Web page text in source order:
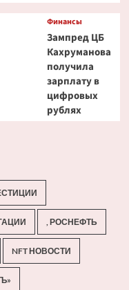
Финансы
Зампред ЦБ
Кахруманова
получила
зарплату в
цифровых
рублях
, РОСНЕФТЬ
NFT НОВОСТИ